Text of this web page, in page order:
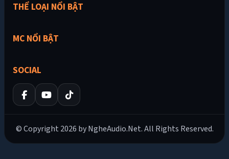
THỂ LOẠI NỔI BẬT
MC NỔI BẬT
SOCIAL
© Copyright 2026 by NgheAudio.Net. All Rights Reserved.